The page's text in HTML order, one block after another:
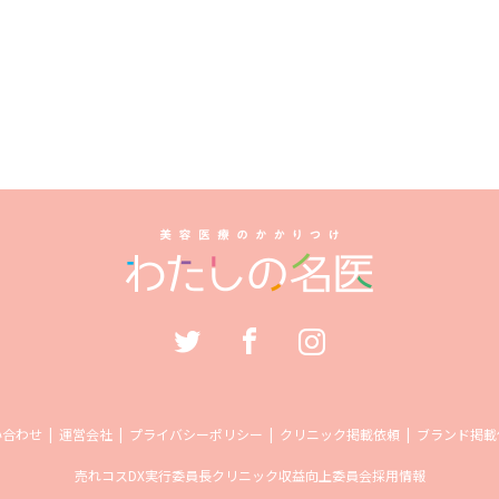
わせ 運営会社 プライバシーポリシー クリニック掲載依頼 ブランド掲
売れコスDX実行委員長クリニック収益向上委員会採用情報